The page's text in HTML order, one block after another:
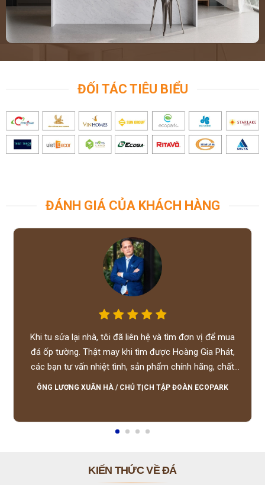
ĐỐI TÁC TIÊU BIỂU
ĐÁNH GIÁ CỦA KHÁCH HÀNG
Khi tu sửa lại nhà, tôi đã liên hệ và tìm đơn vị để mua
đá ốp tường. Thật may khi tìm được Hoàng Gia Phát,
các bạn tư vấn nhiệt tình, sản phẩm chính hãng, chất
lượng tốt, giá hợp lý, hỗ trợ tận tình.
ÔNG LƯƠNG XUÂN HÀ / CHỦ TỊCH TẬP ĐOÀN ECOPARK
KIẾN THỨC VỀ ĐÁ